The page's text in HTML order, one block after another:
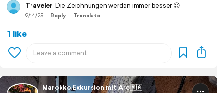
Traveler Die Zeichnungen werden immer besser 😉
9/14/25 Reply Translate
1 like
Marokko Exkursion mit Arc🇲🇦